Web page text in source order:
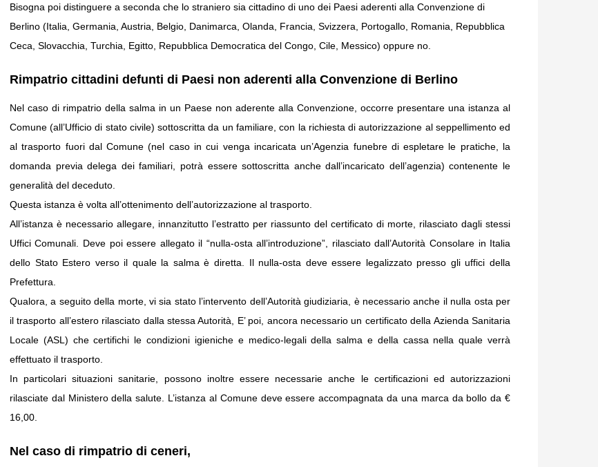
Bisogna poi distinguere a seconda che lo straniero sia cittadino di uno dei Paesi aderenti alla Convenzione di
Berlino (Italia, Germania, Austria, Belgio, Danimarca, Olanda, Francia, Svizzera, Portogallo, Romania, Repubblica
Ceca, Slovacchia, Turchia, Egitto, Repubblica Democratica del Congo, Cile, Messico) oppure no.
Rimpatrio cittadini defunti di Paesi non aderenti alla Convenzione di Berlino
Nel caso di rimpatrio della salma in un Paese non aderente alla Convenzione, occorre presentare una istanza al
Comune (all’Ufficio di stato civile) sottoscritta da un familiare, con la richiesta di autorizzazione al seppellimento ed
al trasporto fuori dal Comune (nel caso in cui venga incaricata un’Agenzia funebre di espletare le pratiche, la
domanda previa delega dei familiari, potrà essere sottoscritta anche dall’incaricato dell’agenzia) contenente le
generalità del deceduto.
Questa istanza è volta all’ottenimento dell’autorizzazione al trasporto.
All’istanza è necessario allegare, innanzitutto l’estratto per riassunto del certificato di morte, rilasciato dagli stessi
Uffici Comunali. Deve poi essere allegato il “nulla-osta all’introduzione”, rilasciato dall’Autorità Consolare in Italia
dello Stato Estero verso il quale la salma è diretta. Il nulla-osta deve essere legalizzato presso gli uffici della
Prefettura.
Qualora, a seguito della morte, vi sia stato l’intervento dell’Autorità giudiziaria, è necessario anche il nulla osta per
il trasporto all’estero rilasciato dalla stessa Autorità, E’ poi, ancora necessario un certificato della Azienda Sanitaria
Locale (ASL) che certifichi le condizioni igieniche e medico-legali della salma e della cassa nella quale verrà
effettuato il trasporto.
In particolari situazioni sanitarie, possono inoltre essere necessarie anche le certificazioni ed autorizzazioni
rilasciate dal Ministero della salute. L’istanza al Comune deve essere accompagnata da una marca da bollo da €
16,00.
Nel caso di rimpatrio di ceneri,